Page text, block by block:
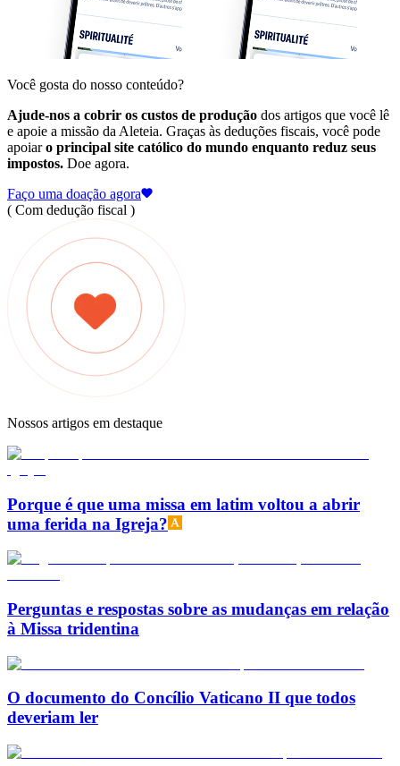
Você gosta do nosso conteúdo?
Ajude-nos a cobrir os custos de produção dos artigos que você lê
e apoie a missão da Aleteia. Graças às deduções fiscais, você pode
apoiaro principal site católico do mundo enquanto reduz seus
impostos. Doe agora.
Faço uma doação agora
( Com dedução fiscal )
Nossos artigos em destaque
Porque é que uma missa em latim voltou a abrir
uma ferida na Igreja?
Perguntas e respostas sobre as mudanças em relação
à Missa tridentina
O documento do Concílio Vaticano II que todos
deveriam ler